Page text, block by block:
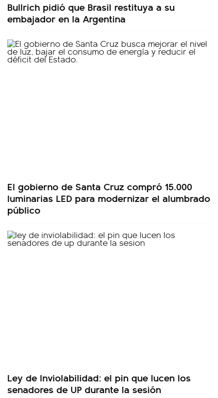
Bullrich pidió que Brasil restituya a su
embajador en la Argentina
El gobierno de Santa Cruz compró 15.000
luminarias LED para modernizar el alumbrado
público
Ley de Inviolabilidad: el pin que lucen los
senadores de UP durante la sesión